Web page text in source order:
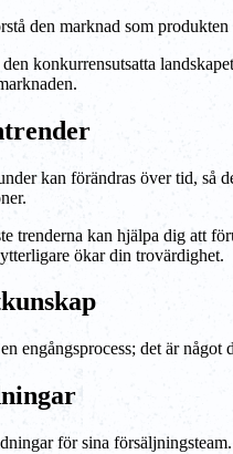
den marknad som
konkurrensutsatta
kan förändras över tid, så
trenderna kan hjälpa dig att
ökar din trovärdighet.
engångsprocess; det är
för sina